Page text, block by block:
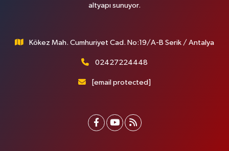
altyapı sunuyor.
Kökez Mah. Cumhuriyet Cad. No:19/A-B Serik / Antalya
02427224448
[email protected]